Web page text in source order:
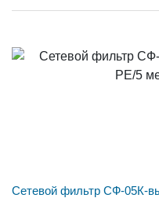
Сетевой фильтр СФ-05К-